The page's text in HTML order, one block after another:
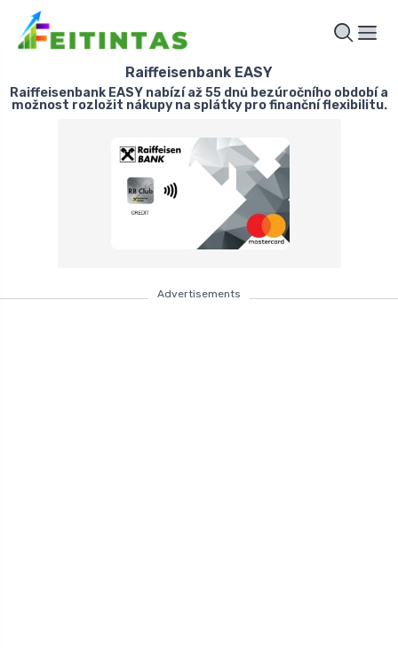
Raiffeisenbank EASY
Raiffeisenbank EASY nabízí až 55 dnů bezúročního období a
možnost rozložit nákupy na splátky pro finanční flexibilitu.
Advertisements